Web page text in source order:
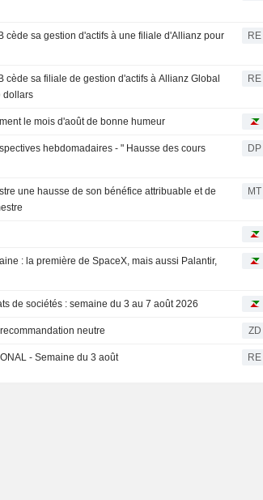
cède sa gestion d'actifs à une filiale d'Allianz pour
RE
cède sa filiale de gestion d'actifs à Allianz Global
dollars
RE
le mois d'août de bonne humeur
hebdomadaires - " Hausse des cours
DP
une hausse de son bénéfice attribuable et de
MT
: la première de SpaceX, mais aussi Palantir,
de sociétés : semaine du 3 au 7 août 2026
sa recommandation neutre ZD
- Semaine du 3 août RE